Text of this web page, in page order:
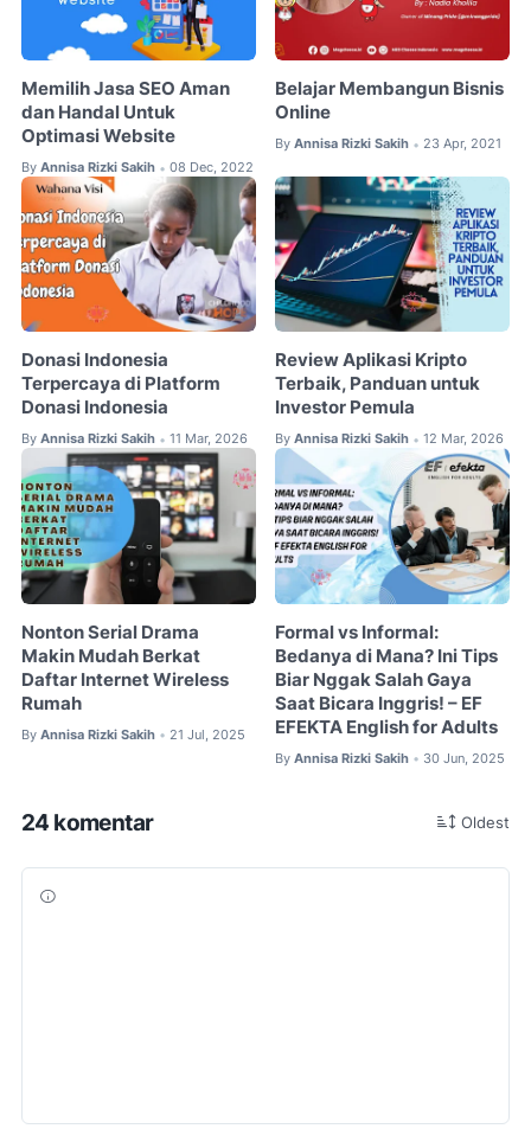
Memilih Jasa SEO Aman
dan Handal Untuk
Optimasi Website
By Annisa Rizki Sakih • 08 Dec, 2022
Belajar Membangun Bisnis
Online
By Annisa Rizki Sakih • 23 Apr, 2021
Donasi Indonesia
Terpercaya di Platform
Donasi Indonesia
By Annisa Rizki Sakih • 11 Mar, 2026
Review Aplikasi Kripto
Terbaik, Panduan untuk
Investor Pemula
By Annisa Rizki Sakih • 12 Mar, 2026
Nonton Serial Drama
Makin Mudah Berkat
Daftar Internet Wireless
Rumah
By Annisa Rizki Sakih • 21 Jul, 2025
Formal vs Informal:
Bedanya di Mana? Ini Tips
Biar Nggak Salah Gaya
Saat Bicara Inggris! – EF
EFEKTA English for Adults
By Annisa Rizki Sakih • 30 Jun, 2025
24 komentar Oldest